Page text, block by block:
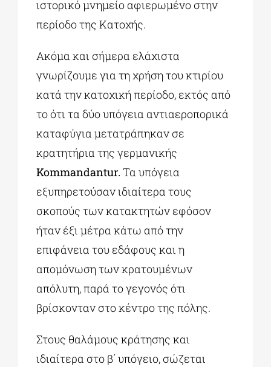
ιστορικό μνημείο αφιερωμένο στην
περίοδο της Κατοχής.
Ακόμα και σήμερα ελάχιστα
γνωρίζουμε για τη χρήση του κτιρίου
κατά την κατοχική περίοδο, εκτός από
το ότι τα δύο υπόγεια αντιαεροπορικά
καταφύγια μετατράπηκαν σε
κρατητήρια της γερμανικής
Kommandantur. Τα υπόγεια
εξυπηρετούσαν ιδιαίτερα τους
σκοπούς των κατακτητών εφόσον
ήταν έξι μέτρα κάτω από την
επιφάνεια του εδάφους και η
απομόνωση των κρατουμένων
απόλυτη, παρά το γεγονός ότι
βρίσκονταν στο κέντρο της πόλης.
Στους θαλάμους κράτησης και
ιδιαίτερα στο β΄ υπόγειο, σώζεται